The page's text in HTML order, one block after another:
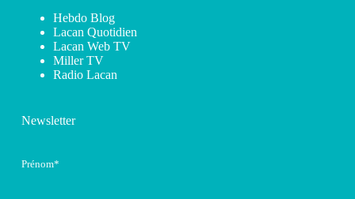
Hebdo Blog
Lacan Quotidien
Lacan Web TV
Miller TV
Radio Lacan
Newsletter
Prénom*